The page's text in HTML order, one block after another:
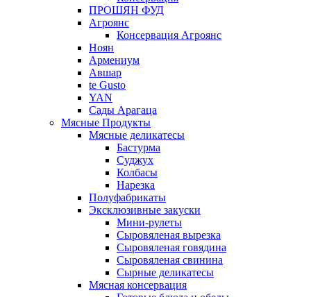
ПРОШЯН ФУД
Агроянс
Консервация Агроянс
Ноян
Армениум
Авшар
te Gusto
YAN
Сады Арагаца
Мясные Продукты
Мясные деликатесы
Бастурма
Суджух
Колбасы
Нарезка
Полуфабрикаты
Эксклюзивные закуски
Мини-рулеты
Сыровяленая вырезка
Сыровяленая говядина
Сыровяленая свинина
Сырные деликатесы
Мясная консервация